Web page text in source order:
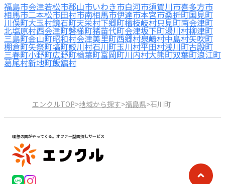
福島市会津若松市郡山市いわき市白河市須賀川市喜多方市
相馬市二本松市田村市南相馬市伊達市本宮市桑折町国見町
川俣町大玉村鏡石町天栄村下郷町檜枝岐村只見町南会津町
北塩原村西会津町磐梯町猪苗代町会津坂下町湯川村柳津町
三島町金山町昭和村会津美里町西郷村泉崎村中島村矢吹町
棚倉町矢祭町塙町鮫川村石川町玉川村平田村浅川町古殿町
三春町小野町広野町楢葉町富岡町川内村大熊町双葉町浪江町
葛尾村新地町飯舘村
エンクルTOP>地域から探す>福島県>石川町
理想の園がやってくる。オファー型園探しサービス